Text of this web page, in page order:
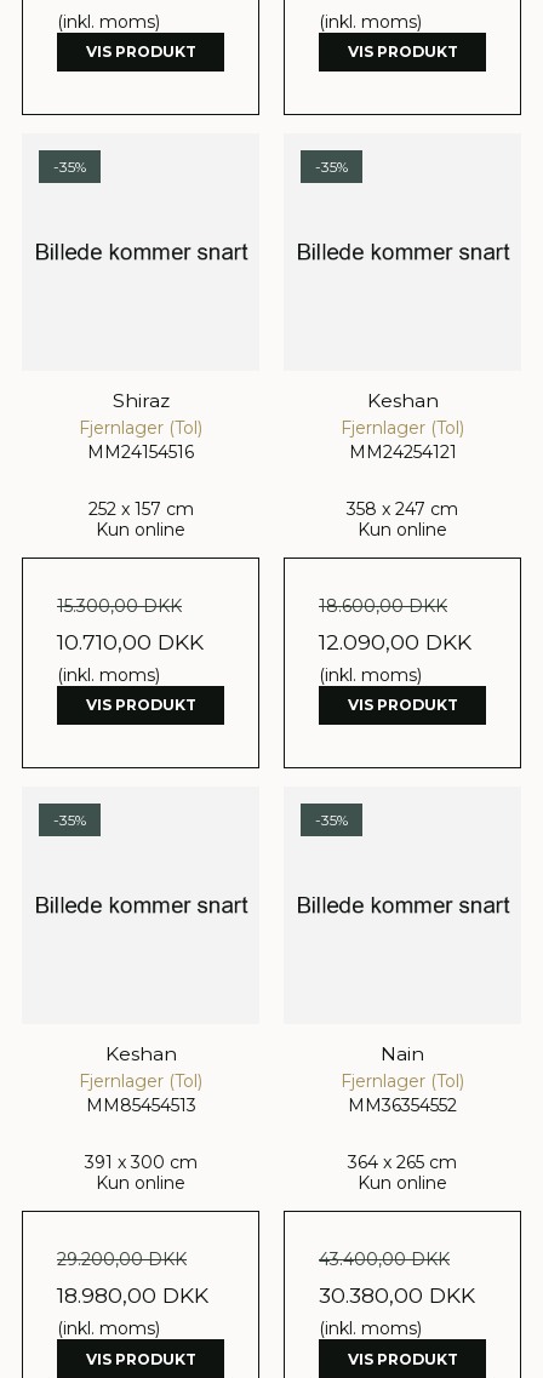
(inkl. moms)
VIS PRODUKT
(inkl. moms)
VIS PRODUKT
-35%
Shiraz
Fjernlager (Tol)
MM24154516
252 x 157 cm
Kun online
15.300,00 DKK
10.710,00 DKK
(inkl. moms)
VIS PRODUKT
-35%
Keshan
Fjernlager (Tol)
MM24254121
358 x 247 cm
Kun online
18.600,00 DKK
12.090,00 DKK
(inkl. moms)
VIS PRODUKT
-35%
Keshan
Fjernlager (Tol)
MM85454513
391 x 300 cm
Kun online
29.200,00 DKK
18.980,00 DKK
(inkl. moms)
VIS PRODUKT
-35%
Nain
Fjernlager (Tol)
MM36354552
364 x 265 cm
Kun online
43.400,00 DKK
30.380,00 DKK
(inkl. moms)
VIS PRODUKT